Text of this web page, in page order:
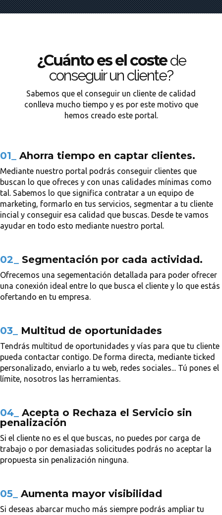
¿Cuánto es el costede
conseguir un cliente?
Sabemos que el conseguir un cliente de calidad
conlleva mucho tiempo y es por este motivo que
hemos creado este portal.
01_ Ahorra tiempo en captar clientes.
Mediante nuestro portal podrás conseguir clientes que
buscan lo que ofreces y con unas calidades mínimas como
tal. Sabemos lo que significa contratar a un equipo de
marketing, formarlo en tus servicios, segmentar a tu cliente
incial y conseguir esa calidad que buscas. Desde te vamos
ayudar en todo esto mediante nuestro portal.
02_ Segmentación por cada actividad.
Ofrecemos una segementación detallada para poder ofrecer
una conexión ideal entre lo que busca el cliente y lo que estás
ofertando en tu empresa.
03_ Multitud de oportunidades
Tendrás multitud de oportunidades y vías para que tu cliente
pueda contactar contigo. De forma directa, mediante ticked
personalizado, enviarlo a tu web, redes sociales... Tú pones el
límite, nosotros las herramientas.
04_
Acepta o Rechaza el Servicio sin
penalización
Si el cliente no es el que buscas, no puedes por carga de
trabajo o por demasiadas solicitudes podrás no aceptar la
propuesta sin penalización ninguna.
05_ Aumenta mayor visibilidad
Si deseas abarcar mucho más siempre podrás ampliar tu